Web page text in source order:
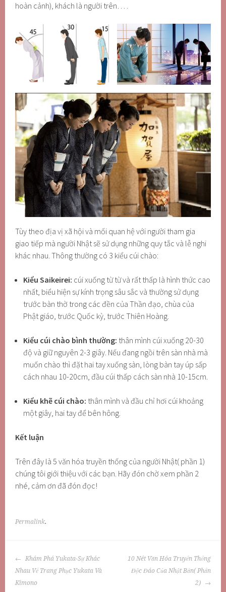
hoàn cảnh), khách là người trên… .
Tùy theo địa vị xã hội và mối quan hệ với người tham gia
giao tiếp mà người Nhật sẽ sử dụng những quy tắc và lễ nghi
khác nhau. Thông thường có 3 kiểu cúi chào:
Kiểu Saikeirei: cúi xuống từ từ và rất thấp là hình thức cao
nhất, biểu hiện sự kính trọng sâu sắc và thường sử dụng
trước bàn thờ trong các đền của Thần đạo, chùa của
Phật giáo, trước Quốc kỳ, trước Thiên Hoàng.
Kiểu cúi chào bình thường: thân mình cúi xuống 20-30
độ và giữ nguyên 2-3 giây. Nếu đang ngồi trên sàn nhà mà
muốn chào thì đặt hai tay xuống sàn, lòng bàn tay úp sấp
cách nhau 10-20cm, đầu cúi thấp cách sàn nhà 10-15cm.
Kiểu khẽ cúi chào: thân mình và đầu chỉ hơi cúi khoảng
một giây, hai tay để bên hông.
Kết luận
Trên đây là 5 văn hóa truyền thống của người Nhật( phần 1)
chúng tôi giới thiệu với các bạn. Hãy đón chờ xem phần 2
nhé, cảm ơn đã đón đọc!
Permalink.
POST
NAVIGATION
Khám Phá Yukata-Sự Khác
Nhau Về Trang Phục Yukata Và
Kimono
10 Nét Văn Hóa Truyền Thống
Độc Đáo Của Nhật Bản( Phần
2)